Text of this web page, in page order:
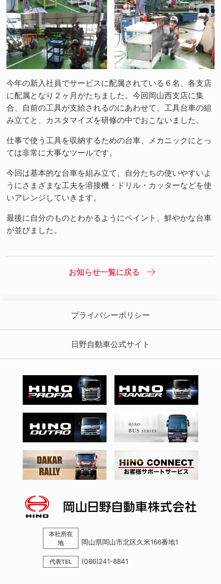
今年の新入社員でサービスに配属されている６名、各支店
に配属となり２ヶ月がたちました。今回岡山西支店に集
合、自前の工具が支給されるのにあわせて、工具台車の組
み立てと、カスタマイズを研修の中でおこないました。
仕事で使う工具を収納するための台車、メカニックにとっ
ては非常に大事なツールです。
今回は基本的な台車を組み立て、自分たちの使いやすいよ
うにさまざまな工夫を溶接機・ドリル・カッターなどを使
いアレンジしていきます。
最後に自分のものとわかるようにペイント、鮮やかな台車
が並びました。
お知らせ一覧に戻る
プライバシーポリシー
日野自動車公式サイト
本社所在
地
岡山県岡山市北区久米166番地1
代表TEL (086)241-8841